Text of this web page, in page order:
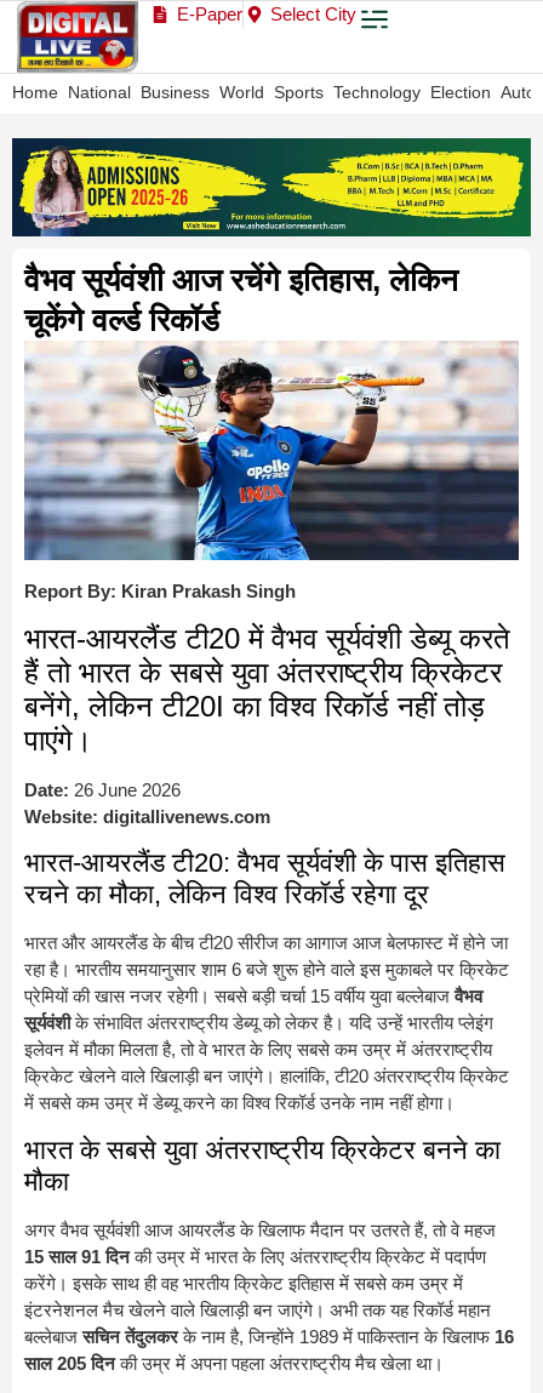
E-Paper Select City
Home National Business World Sports Technology Election Auto
वैभव सूर्यवंशी आज रचेंगे इतिहास, लेकिन
चूकेंगे वर्ल्ड रिकॉर्ड
Report By: Kiran Prakash Singh
भारत-आयरलैंड टी20 में वैभव सूर्यवंशी डेब्यू करते
हैं तो भारत के सबसे युवा अंतरराष्ट्रीय क्रिकेटर
बनेंगे, लेकिन टी20I का विश्व रिकॉर्ड नहीं तोड़
पाएंगे।
Date: 26 June 2026
Website: digitallivenews.com
भारत-आयरलैंड टी20: वैभव सूर्यवंशी के पास इतिहास
रचने का मौका, लेकिन विश्व रिकॉर्ड रहेगा दूर
भारत और आयरलैंड के बीच टी20 सीरीज का आगाज आज बेलफास्ट में होने जा
रहा है। भारतीय समयानुसार शाम 6 बजे शुरू होने वाले इस मुकाबले पर क्रिकेट
प्रेमियों की खास नजर रहेगी। सबसे बड़ी चर्चा 15 वर्षीय युवा बल्लेबाजवैभव
सूर्यवंशीके संभावित अंतरराष्ट्रीय डेब्यू को लेकर है। यदि उन्हें भारतीय प्लेइंग
इलेवन में मौका मिलता है, तो वे भारत के लिए सबसे कम उम्र में अंतरराष्ट्रीय
क्रिकेट खेलने वाले खिलाड़ी बन जाएंगे। हालांकि, टी20 अंतरराष्ट्रीय क्रिकेट
में सबसे कम उम्र में डेब्यू करने का विश्व रिकॉर्ड उनके नाम नहीं होगा।
भारत के सबसे युवा अंतरराष्ट्रीय क्रिकेटर बनने का
मौका
अगर वैभव सूर्यवंशी आज आयरलैंड के खिलाफ मैदान पर उतरते हैं, तो वे महज
15 साल 91 दिनकी उम्र में भारत के लिए अंतरराष्ट्रीय क्रिकेट में पदार्पण
करेंगे। इसके साथ ही वह भारतीय क्रिकेट इतिहास में सबसे कम उम्र में
इंटरनेशनल मैच खेलने वाले खिलाड़ी बन जाएंगे। अभी तक यह रिकॉर्ड महान
बल्लेबाजसचिन तेंदुलकरके नाम है, जिन्होंने 1989 में पाकिस्तान के खिलाफ 16
साल 205 दिनकी उम्र में अपना पहला अंतरराष्ट्रीय मैच खेला था।